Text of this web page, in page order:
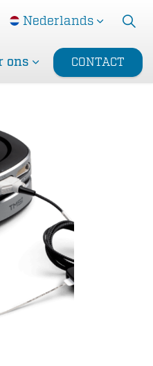
ons
Nederlands
CONTACT